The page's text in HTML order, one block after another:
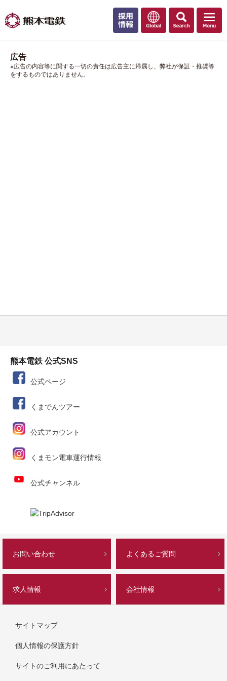
広告
※広告の内容等に関する一切の責任は広告主に帰属し、弊社が保証・推奨等
をするものではありません。
熊本電鉄 公式SNS
公式ページ
くまでんツアー
公式アカウント
くまモン電車運行情報
公式チャンネル
お問い合わせ よくあるご質問
求人情報 会社情報
サイトマップ
個人情報の保護方針
サイトのご利用にあたって